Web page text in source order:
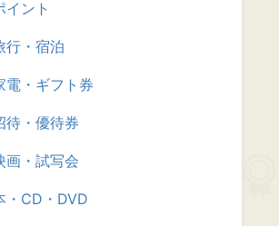
イント
行・宿泊
電・ギフト券
待・優待券
画・試写会
・CD・DVD